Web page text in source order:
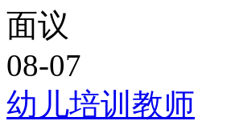
面议
08-07
幼儿培训教师